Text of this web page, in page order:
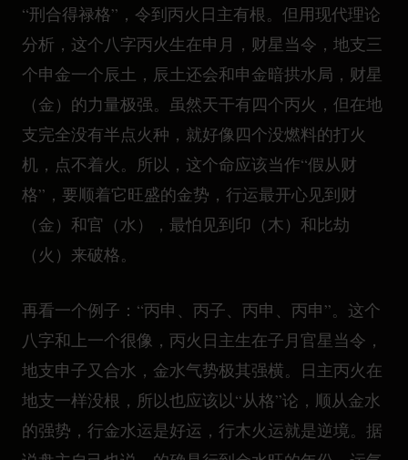
“刑合得禄格”，令到丙火日主有根。但用现代理论
分析，这个八字丙火生在申月，财星当令，地支三
个申金一个辰土，辰土还会和申金暗拱水局，财星
（金）的力量极强。虽然天干有四个丙火，但在地
支完全没有半点火种，就好像四个没燃料的打火
机，点不着火。所以，这个命应该当作“假从财
格”，要顺着它旺盛的金势，行运最开心见到财
（金）和官（水），最怕见到印（木）和比劫
（火）来破格。
再看一个例子：“丙申、丙子、丙申、丙申”。这个
八字和上一个很像，丙火日主生在子月官星当令，
地支申子又合水，金水气势极其强横。日主丙火在
地支一样没根，所以也应该以“从格”论，顺从金水
的强势，行金水运是好运，行木火运就是逆境。据